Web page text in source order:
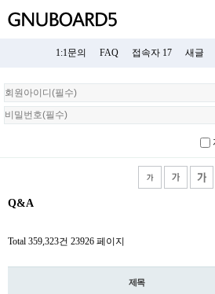
1:1문의 FAQ 접속자 17 새글
회
원
로
Q&A
Total 359,323건 23926 페이지
제목